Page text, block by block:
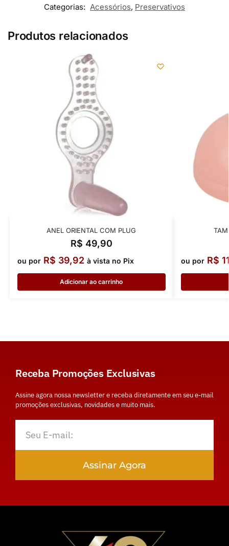
Categorias: Acessórios, Preservativos
Produtos relacionados
ANEL ORIENTAL COM PLUG
R$ 49,90
ou por R$ 39,92 à vista no Pix
Adicionar ao carrinho
ou por R$
Receba Promoções Exclusivas
Assine agora nossa newsletter e receba diretamente em seu e-mail
promoções exclusivas, novidades e muito mais.
Assinar Agora